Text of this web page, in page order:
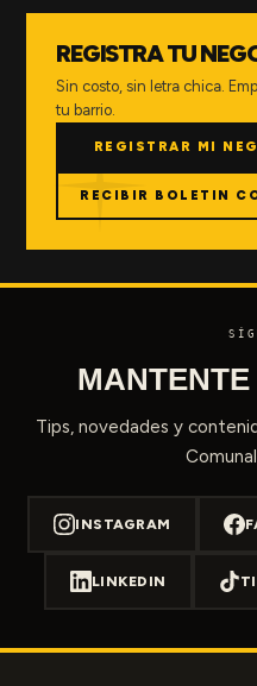
REGISTRA TU
Sin costo, sin letra chica.
tu barrio.
REGISTRAR MI
RECIBIR BOLETIN
Tips, novedades y
INSTAGRAM
LINKEDIN